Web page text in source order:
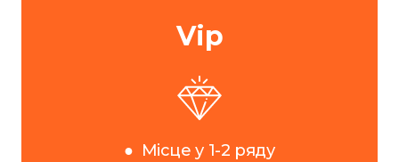
Vip
● Місце у 1-2 ряду